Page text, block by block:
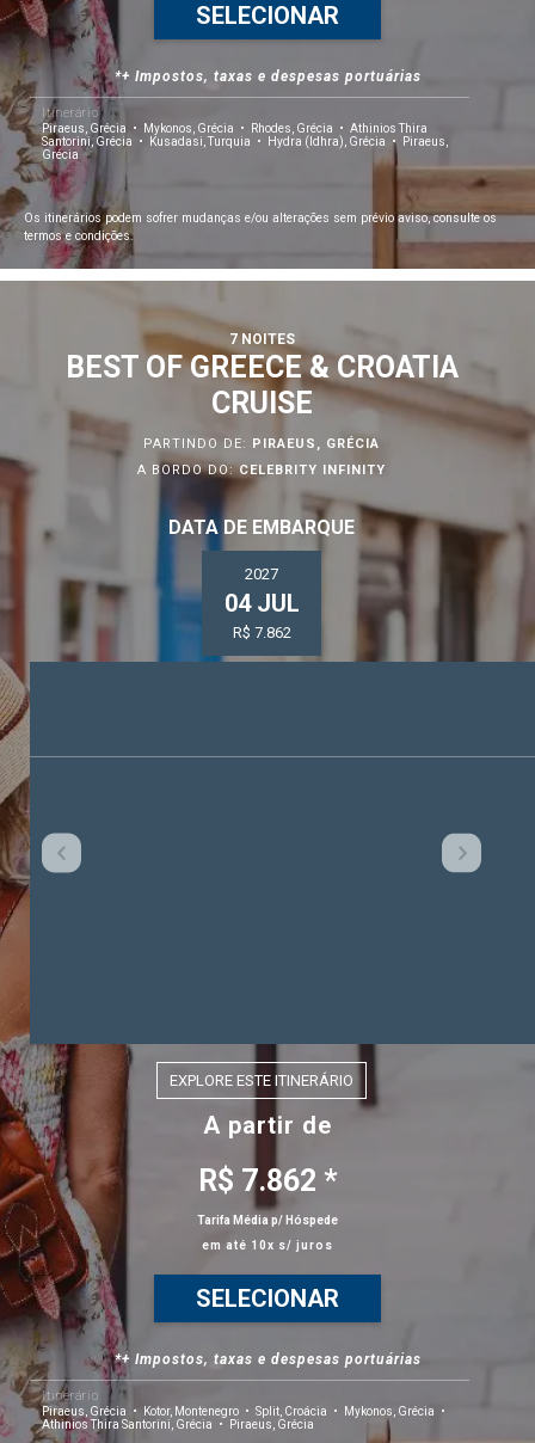
SELECIONAR
*+ Impostos, taxas e despesas portuárias
Itinerário
Piraeus, Grécia
Mykonos, Grécia Rhodes, Grécia
Athinios Thira
Santorini, Grécia
Kusadasi, Turquia Hydra (Idhra), Grécia
Piraeus,
Grécia
Os itinerários podem sofrer mudanças e/ou alterações sem prévio aviso, consulte os
termos e condições.
7 NOITES
BEST OF GREECE & CROATIA
CRUISE
PARTINDO DE:
PIRAEUS, GRÉCIA
A BORDO DO:CELEBRITY INFINITY
DATA DE EMBARQUE
2027
04 JUL
R$ 7.862
EXPLORE ESTE ITINERÁRIO
A partir de
R$ 7.862 *
Tarifa Média p/ Hóspede
em até 10x s/ juros
SELECIONAR
*+ Impostos, taxas e despesas portuárias
Itinerário
Piraeus, Grécia
Kotor, Montenegro Split, Croácia
Mykonos, Grécia
Athinios Thira Santorini, Grécia
Piraeus, Grécia